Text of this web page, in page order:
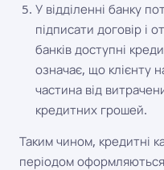
У відділенні банку
підписати договір і
банків доступні
означає, що клієнту
частина від
кредитних грошей.
Таким чином, кредитні
періодом